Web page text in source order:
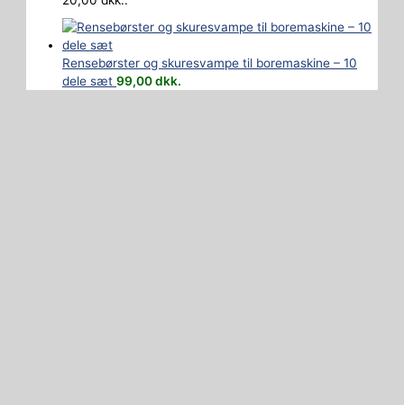
Rensebørster og skuresvampe til boremaskine – 10
dele sæt 99,00dkk.